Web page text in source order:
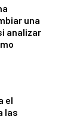
una
analizar
el
las